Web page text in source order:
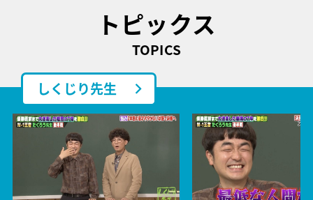
トピックス
TOPICS
しくじり先生